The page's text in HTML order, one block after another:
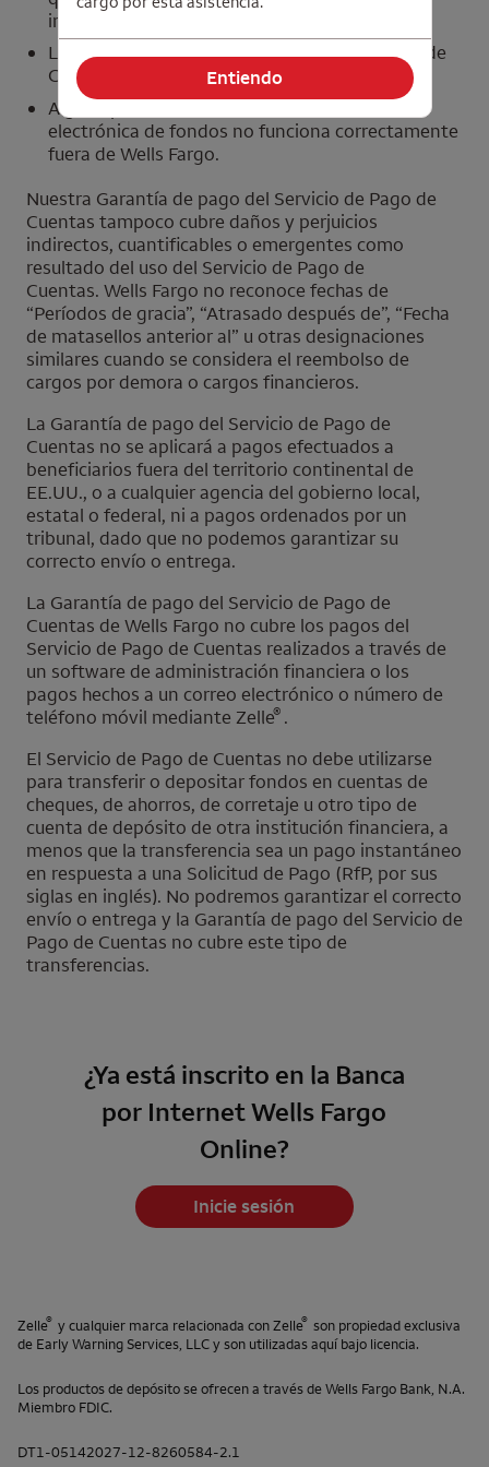
incorrecta o estaba incompleta;
La cuenta designada para el Servicio de Pago de
Cuentas está cerrada o congelada; o bien
Alguna parte del sistema de transferencia
electrónica de fondos no funciona correctamente
fuera de Wells Fargo.
Nuestra Garantía de pago del Servicio de Pago de
Cuentas tampoco cubre daños y perjuicios
indirectos, cuantificables o emergentes como
resultado del uso del Servicio de Pago de
Cuentas. Wells Fargo no reconoce fechas de
“Períodos de gracia”, “Atrasado después de”, “Fecha
de matasellos anterior al” u otras designaciones
similares cuando se considera el reembolso de
cargos por demora o cargos financieros.
La Garantía de pago del Servicio de Pago de
Cuentas no se aplicará a pagos efectuados a
beneficiarios fuera del territorio continental de
EE.UU., o a cualquier agencia del gobierno local,
estatal o federal, ni a pagos ordenados por un
tribunal, dado que no podemos garantizar su
correcto envío o entrega.
La Garantía de pago del Servicio de Pago de
Cuentas de Wells Fargo no cubre los pagos del
Servicio de Pago de Cuentas realizados a través de
un software de administración financiera o los
pagos hechos a un correo electrónico o número de
teléfono móvil mediante Zelle® .
El Servicio de Pago de Cuentas no debe utilizarse
para transferir o depositar fondos en cuentas de
cheques, de ahorros, de corretaje u otro tipo de
cuenta de depósito de otra institución financiera, a
menos que la transferencia sea un pago instantáneo
en respuesta a una Solicitud de Pago (RfP, por sus
siglas en inglés). No podremos garantizar el correcto
envío o entrega y la Garantía de pago del Servicio de
Pago de Cuentas no cubre este tipo de
transferencias.
¿Ya está inscrito en la Banca
por InternetWells Fargo
Online?
Inicie sesión
Zelle® y cualquier marca relacionada conZelle® son propiedad exclusiva
de Early Warning Services , LLC y son utilizadas aquí bajo licencia.
Los productos de depósito se ofrecen a través deWells Fargo Bank, N.A.
Miembro FDIC.
DT1-05142027-12-8260584-2.1
Entiendo